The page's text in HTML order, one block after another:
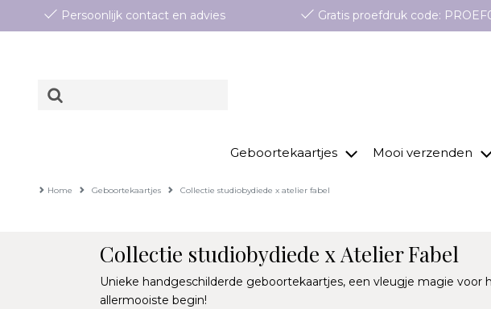
Persoonlijk contact en advies Gratis proefdruk code:
Geboortekaartjes Mooi verzenden
Home Geboortekaartjes Collectie studiobydiede x atelier fabel
Collectie studiobydiede x Atelier Fabel
Unieke handgeschilderde geboortekaartjes, een vleugje magie voor
allermooiste begin!